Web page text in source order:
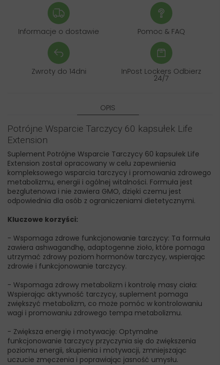
Informacje o dostawie Pomoc & FAQ
Zwroty do 14dni InPost Lockers Odbierz
24/7
OPIS
Potrójne Wsparcie Tarczycy 60 kapsułek Life
Extension
Suplement Potrójne Wsparcie Tarczycy 60 kapsułek Life
Extension został opracowany w celu zapewnienia
kompleksowego wsparcia tarczycy i promowania zdrowego
metabolizmu, energii i ogólnej witalności. Formuła jest
bezglutenowa i nie zawiera GMO, dzięki czemu jest
odpowiednia dla osób z ograniczeniami dietetycznymi.
Kluczowe korzyści:
- Wspomaga zdrowe funkcjonowanie tarczycy: Ta formuła
zawiera ashwagandhę, adaptogenne zioło, które pomaga
utrzymać zdrowy poziom hormonów tarczycy, wspierając
zdrowie i funkcjonowanie tarczycy.
- Wspomaga zdrowy metabolizm i kontrolę masy ciała:
Wspierając aktywność tarczycy, suplement pomaga
zwiększyć metabolizm, co może pomóc w kontrolowaniu
wagi i promowaniu zdrowego tempa metabolizmu.
- Zwiększa energię i motywację: Optymalne
funkcjonowanie tarczycy przyczynia się do zwiększenia
poziomu energii, skupienia i motywacji, zmniejszając
uczucie zmęczenia i poprawiając jasność umysłu.